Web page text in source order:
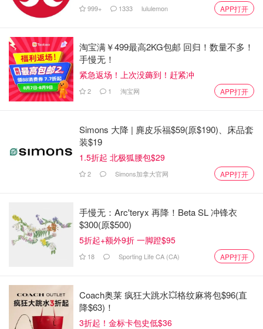
999+ 1333 lululemon APP打开
淘宝满￥499最高2KG包邮 回归！数量不多！
手慢无！
紧急返场！上次没薅到！赶紧冲
2 1 淘宝网 APP打开
Simons 大降 | 麂皮乐福$59(原$190)、床品套
装$19
1.5折起 北极狐腰包$29
2 Simons加拿大官网 APP打开
手慢无：Arc'teryx 再降！Beta SL 冲锋衣
$300(原$500)
5折起+额外9折 一脚蹬$95
18 Sporting Life CA (CA) APP打开
Coach奥莱 疯狂大跳水💥格纹麻将包$96(直
降$63)！
3折起！金标卡包史低$36